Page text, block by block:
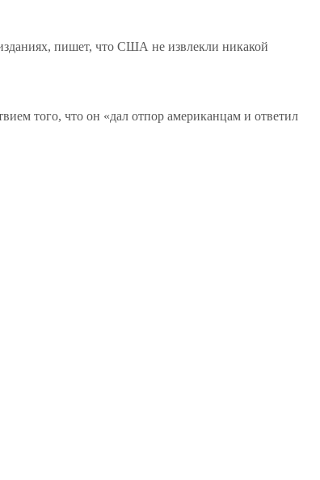
пишет, что США не извлекли никакой
того, что он «дал отпор американцам и ответил